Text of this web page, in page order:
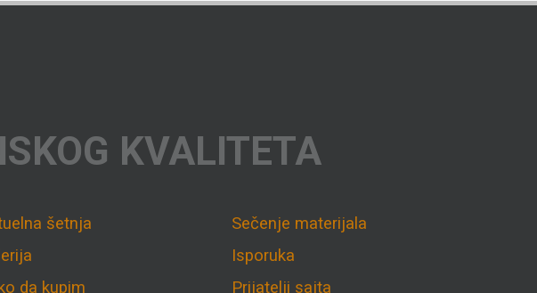
KVALITETA
šetnja
da kupim
Sečenje materijala
Isporuka
Prijatelji sajta